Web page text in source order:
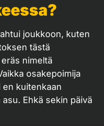
joukkoon, kuten
tästä
nimeltä
osakepoimija
kuitenkaan
Ehkä sekin päivä